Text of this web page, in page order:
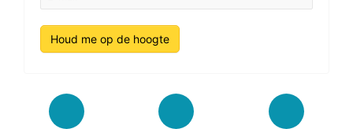
Houd me op de hoogte